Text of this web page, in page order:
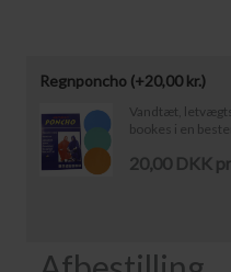
Regnponcho (+20,00kr.)
Vandtæt,
bookes i en
20,00 DKK